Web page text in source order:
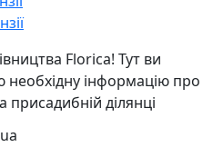
Florica! Тут ви
інформацію про
присадибній ділянці